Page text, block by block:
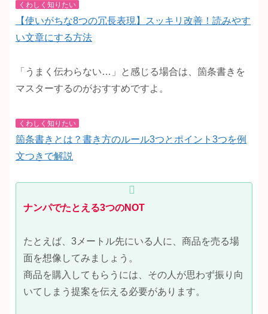
くわしく知りたい
【使いがちな8つの冗長表現】スッキリ改善！読みやす
い文章にする方法
「うまく伝わらない…」と感じる場合は、箇条書きを
マスターするのがおすすめですよ。
くわしく知りたい
箇条書きとは？書き方のルール3つとポイント3つを例
文つきで解説
ナンパでたとえる3つのNOT
たとえば、3メートル先にいる人に、商品を売る場
面を想像してみましょう。
商品を購入してもらうには、その人が思わず振り向
いてしまう提案を伝える必要があります。